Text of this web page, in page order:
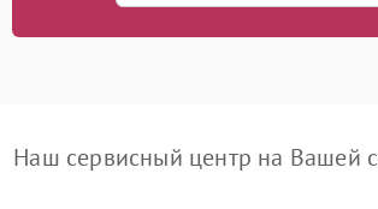
Наш сервисный центр на Вашей